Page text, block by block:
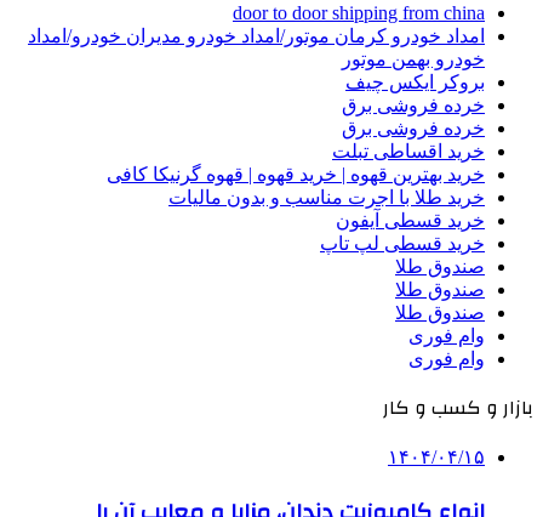
door to door shipping from china
امداد خودرو کرمان موتور/امداد خودرو مدیران خودرو/امداد
خودرو بهمن موتور
بروکر ایکس چیف
خرده فروشی برق
خرده فروشی برق
خرید اقساطی تبلت
خرید بهترین قهوه | خرید قهوه | قهوه گرنیکا کافی
خرید طلا با اجرت مناسب و بدون مالیات
خرید قسطی آیفون
خرید قسطی لپ تاپ
صندوق طلا
صندوق طلا
صندوق طلا
وام فوری
وام فوری
بازار و کسب و کار
۱۴۰۴/۰۴/۱۵